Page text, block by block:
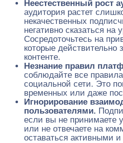
Неестественный рост
аудитория растет
некачественных
негативно сказаться на
Сосредоточьтесь на
которые
контенте.
Незнание правил
соблюдайте все
социальной сети. Это
временных или даже
Игнорирование
пользователями.
если вы не принимаете
или не отвечаете на
оставаться активными